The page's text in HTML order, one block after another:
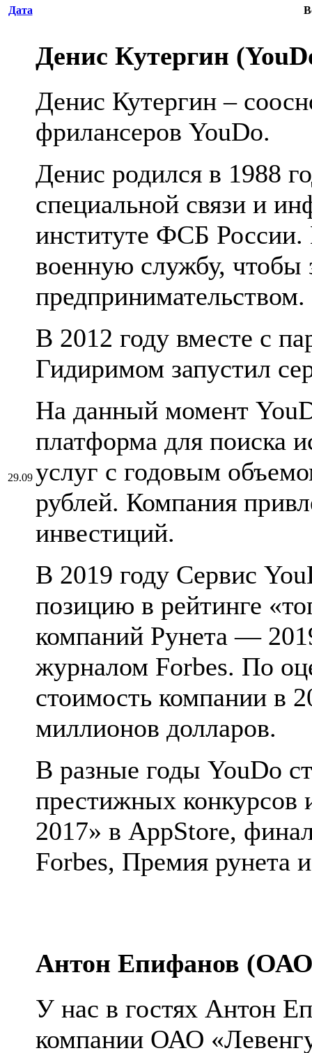
Дата
29.09
Денис Кутергин
Денис Кутергин –
фрилансеров YouDo.
Денис родился в 1988
специальной связи и
институте ФСБ России.
военную службу, чтобы
предпринимательством.
В 2012 году вместе с
Гидиримом запустил
На данный момент
платформа для поиска
услуг с годовым
рублей. Компания
инвестиций.
В 2019 году Сервис
позицию в рейтинге
компаний Рунета —
журналом Forbes. По
стоимость компании в
миллионов долларов.
В разные годы YouDo
престижных конкурсов
2017» в AppStore,
Forbes, Премия рунета
Антон Епифанов (ОАО
У нас в гостях Антон
компании ОАО